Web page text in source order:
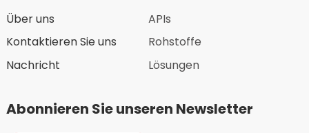
Über uns
Kontaktieren Sie uns
Nachricht
APIs
Rohstoffe
Lösungen
Abonnieren Sie unseren Newsletter